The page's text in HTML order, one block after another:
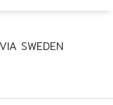
SWEDEN